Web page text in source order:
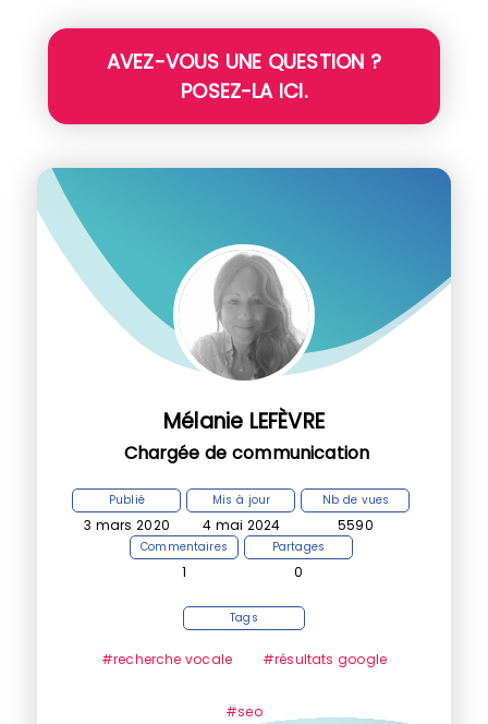
AVEZ-VOUS UNE QUESTION ?
POSEZ-LA ICI.
Mélanie LEFÈVRE
Chargée de communication
Publié
3 mars 2020
Mis à jour
4 mai 2024
Nb de vues
5590
Commentaires
1
Partages
0
Tags
#recherche vocale #résultats google
#seo